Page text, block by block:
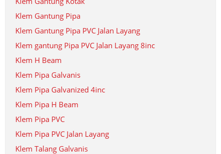
Klem Gantung Pipa
Klem Gantung Pipa PVC Jalan Layang
Klem gantung Pipa PVC Jalan Layang 8inc
Klem H Beam
Klem Pipa Galvanis
Klem Pipa Galvanized 4inc
Klem Pipa H Beam
Klem Pipa PVC
Klem Pipa PVC Jalan Layang
Klem Talang Galvanis